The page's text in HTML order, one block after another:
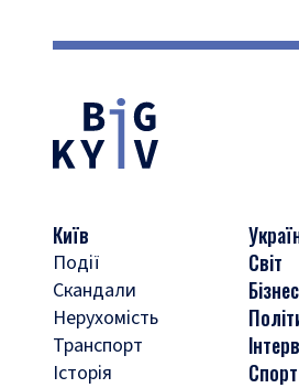
Київ
Події
Скандали
Нерухомість
Транспорт
Історія
Світ
Бізнес
Спорт